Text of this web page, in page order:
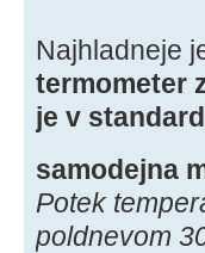
Najhladneje
termometer
je v
samodejna
Potek
poldnevom